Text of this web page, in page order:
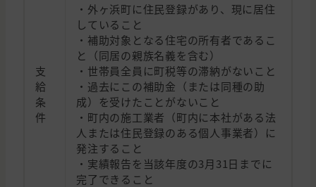
支
給
条
件
・外ヶ浜町に住民登録があり、現に居住
していること
・補助対象となる住宅の所有者であるこ
と（同居の親族名義を含む）
・世帯員全員に町税等の滞納がないこと
・過去にこの補助金（または同種の助
成）を受けたことがないこと
・町内の施工業者（町内に本社がある法
人または住民登録のある個人事業者）に
発注すること
・実績報告を当該年度の3月31日までに
完了できること